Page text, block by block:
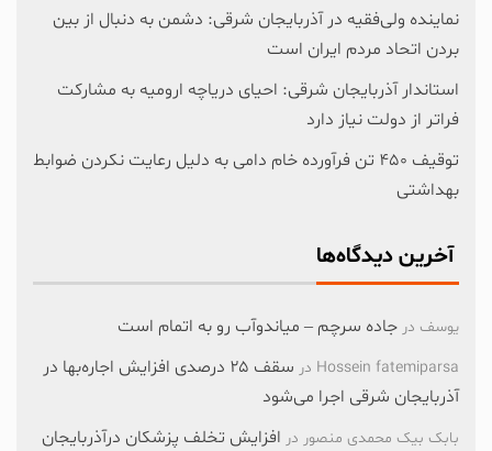
نماینده ولی‌فقیه در آذربایجان شرقی: دشمن به دنبال از بین
بردن اتحاد مردم ایران است
استاندار آذربایجان شرقی: احیای دریاچه ارومیه به مشارکت
فراتر از دولت نیاز دارد
توقیف ۴۵۰ تن فرآورده خام دامی به دلیل رعایت نکردن ضوابط
بهداشتی
آخرین دیدگاه‌ها
یوسف در جاده سرچم – میاندوآب رو به اتمام است
Hossein fatemiparsa در
سقف ۲۵ درصدی افزایش اجاره‌بها در
آذربایجان شرقی اجرا می‌شود
بابک بیک محمدی منصور در افزایش تخلف پزشکان درآذربایجان